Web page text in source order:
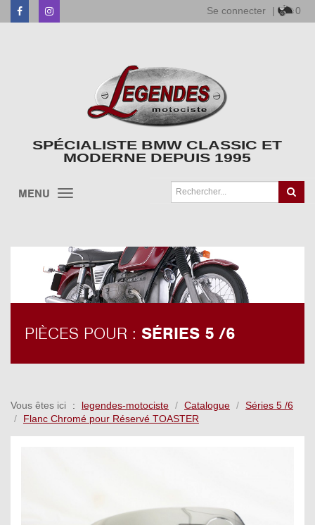
FacebookInstagram Se connecter | 0
SPÉCIALISTE BMW CLASSIC ET
MODERNE DEPUIS 1995
MENU
PIÈCES POUR : SÉRIES 5 /6
Vous êtes ici legendes-motociste Catalogue
Séries 5 /6
Flanc Chromé pour Réservé TOASTER